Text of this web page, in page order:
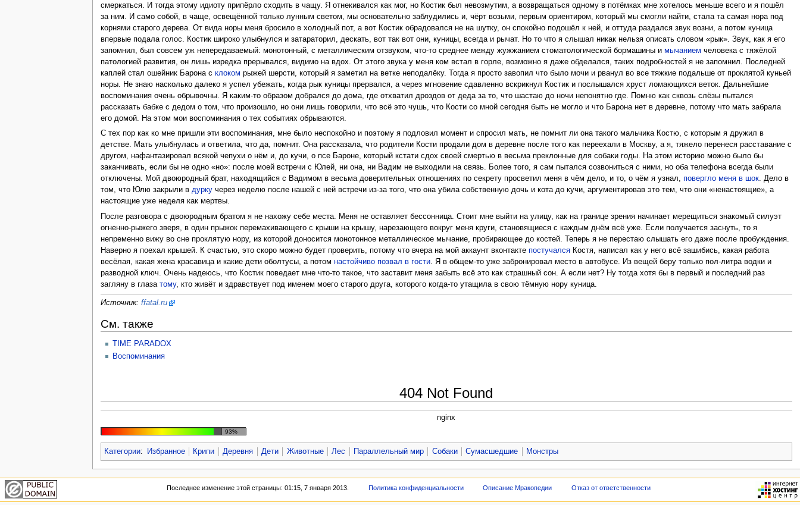
смеркаться. И тогда этому идиоту припёрло сходить в чащу. Я отнекивался как мог, но Костик был невозмутим, а возвращаться одному в потёмках мне хотелось меньше всего и я пошёл
за ним. И само собой, в чаще, освещённой только лунным светом, мы основательно заблудились и, чёрт возьми, первым ориентиром, который мы смогли найти, стала та самая нора под
корнями старого дерева. От вида норы меня бросило в холодный пот, а вот Костик обрадовался не на шутку, он спокойно подошёл к ней, и оттуда раздался звук возни, а потом куница
впервые подала голос. Костик широко улыбнулся и затараторил, дескать, вот так вот они, куницы, всегда и рычат. Но то что я слышал никак нельзя описать словом «рык». Звук, как я его
запомнил, был совсем уж непередаваемый: монотонный, с металлическим отзвуком, что-то среднее между жужжанием стоматологической бормашины и мычанием человека с тяжёлой
патологией развития, он лишь изредка прерывался, видимо на вдох. От этого звука у меня ком встал в горле, возможно я даже обделался, таких подробностей я не запомнил. Последней
каплей стал ошейник Барона с клоком рыжей шерсти, который я заметил на ветке неподалёку. Тогда я просто завопил что было мочи и рванул во все тяжкие подальше от проклятой куньей
норы. Не знаю насколько далеко я успел убежать, когда рык куницы прервался, а через мгновение сдавленно вскрикнул Костик и послышался хруст ломающихся веток. Дальнейшие
воспоминания очень обрывочны. Я каким-то образом добрался до дома, где отхватил дроздов от деда за то, что шастаю до ночи непонятно где. Помню как сквозь слёзы пытался
рассказать бабке с дедом о том, что произошло, но они лишь говорили, что всё это чушь, что Кости со мной сегодня быть не могло и что Барона нет в деревне, потому что мать забрала
его домой. На этом мои воспоминания о тех событиях обрываются.
С тех пор как ко мне пришли эти воспоминания, мне было неспокойно и поэтому я подловил момент и спросил мать, не помнит ли она такого мальчика Костю, с которым я дружил в
детстве. Мать улыбнулась и ответила, что да, помнит. Она рассказала, что родители Кости продали дом в деревне после того как переехали в Москву, а я, тяжело перенеся расставание с
другом, нафантазировал всякой чепухи о нём и, до кучи, о псе Бароне, который кстати сдох своей смертью в весьма преклонные для собаки годы. На этом историю можно было бы
заканчивать, если бы не одно «но»: после моей встречи с Юлей, ни она, ни Вадим не выходили на связь. Более того, я сам пытался созвониться с ними, но оба телефона всегда были
отключены. Мой двоюродный брат, находящийся с Вадимом в весьма доверительных отношениях по секрету просветил меня в чём дело, и то, о чём я узнал, повергло меня в шок. Дело в
том, что Юлю закрыли в дуркучерез неделю после нашей с ней встречи из-за того, что она убила собственную дочь и кота до кучи, аргументировав это тем, что они «ненастоящие», а
настоящие уже неделя как мертвы.
После разговора с двоюродным братом я не нахожу себе места. Меня не оставляет бессонница. Стоит мне выйти на улицу, как на границе зрения начинает мерещиться знакомый силуэт
огненно-рыжего зверя, в один прыжок перемахивающего с крыши на крышу, нарезающего вокруг меня круги, становящиеся с каждым днём всё уже. Если получается заснуть, то я
непременно вижу во сне проклятую нору, из которой доносится монотонное металлическое мычание, пробирающее до костей. Теперь я не перестаю слышать его даже после пробуждения.
Наверно я поехал крышей. К счастью, это скоро можно будет проверить, потому что вчера на мой аккаунт вконтакте постучалсяКостя, написал как у него всё зашибись, какая работа
весёлая, какая жена красавица и какие дети оболтусы, а потом настойчиво позвал в гости. Я в общем-то уже забронировал место в автобусе. Из вещей беру только пол-литра водки и
разводной ключ. Очень надеюсь, что Костик поведает мне что-то такое, что заставит меня забыть всё это как страшный сон. А если нет? Ну тогда хотя бы в первый и последний раз
загляну в глаза тому, кто живёт и здравствует под именем моего старого друга, которого когда-то утащила в свою тёмную нору куница.
Источник: ffatal.ru
См. также
TIME PARADOX
Воспоминания
404 Not Found
nginx
93%
Категории: Избранное Крипи Деревня Дети Животные Лес Параллельный мир Собаки Сумасшедшие Монстры
Последнее изменение этой страницы: 01:15, 7 января 2013. Политика конфиденциальности Описание Мракопедии Отказ от ответственности